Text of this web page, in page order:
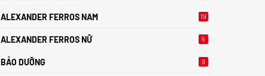
ALEXANDER FERROS NAM 19
ALEXANDER FERROS NỮ 5
BẢO DƯỠNG 9